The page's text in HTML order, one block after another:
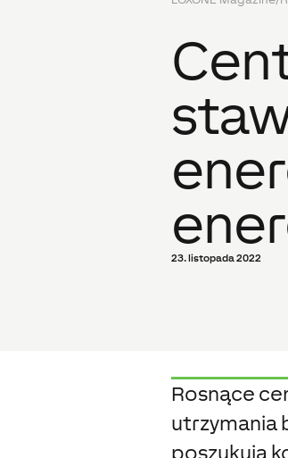
23. listopada 2022
Rosnące
utrzymania
poszukują